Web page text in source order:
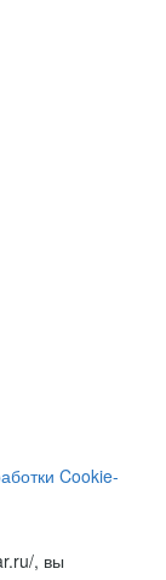
Cookie-
, вы